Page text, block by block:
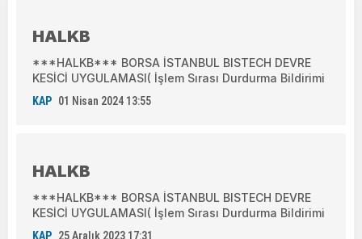
HALKB
***HALKB*** BORSA İSTANBUL BISTECH DEVRE
KESİCİ UYGULAMASI( İşlem Sırası Durdurma Bildirimi
KAP 01 Nisan 2024 13:55
HALKB
***HALKB*** BORSA İSTANBUL BISTECH DEVRE
KESİCİ UYGULAMASI( İşlem Sırası Durdurma Bildirimi
KAP 25 Aralık 2023 17:31